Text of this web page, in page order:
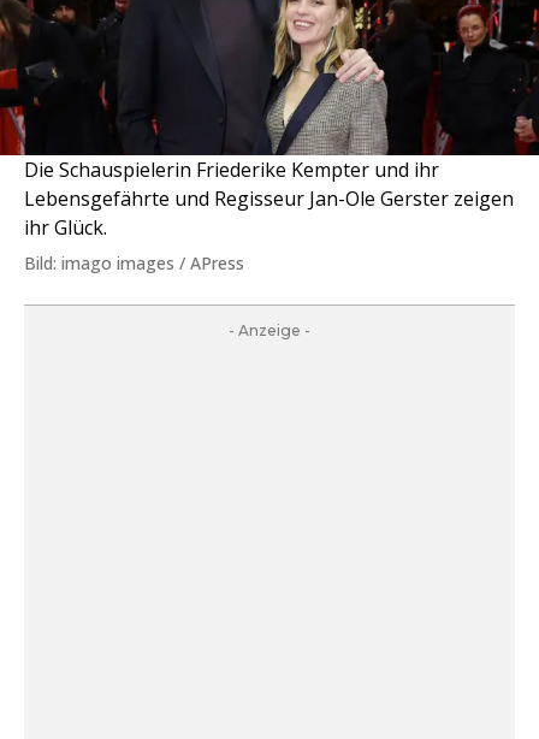
Die Schauspielerin Friederike Kempter und ihr
Lebensgefährte und Regisseur Jan-Ole Gerster zeigen
ihr Glück.
Bild: imago images / APress
- Anzeige -